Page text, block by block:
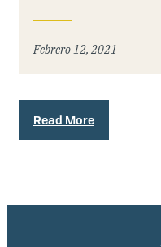
Febrero 12, 2021
Read More